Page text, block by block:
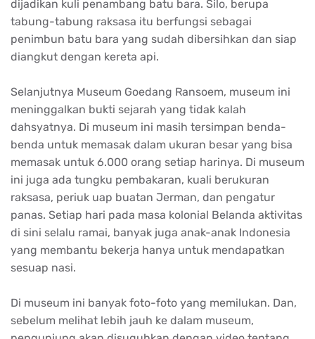
dijadikan kuli penambang batu bara. Silo, berupa
tabung-tabung raksasa itu berfungsi sebagai
penimbun batu bara yang sudah dibersihkan dan siap
diangkut dengan kereta api.
Selanjutnya Museum Goedang Ransoem, museum ini
meninggalkan bukti sejarah yang tidak kalah
dahsyatnya. Di museum ini masih tersimpan benda-
benda untuk memasak dalam ukuran besar yang bisa
memasak untuk 6.000 orang setiap harinya. Di museum
ini juga ada tungku pembakaran, kuali berukuran
raksasa, periuk uap buatan Jerman, dan pengatur
panas. Setiap hari pada masa kolonial Belanda aktivitas
di sini selalu ramai, banyak juga anak-anak Indonesia
yang membantu bekerja hanya untuk mendapatkan
sesuap nasi.
Di museum ini banyak foto-foto yang memilukan. Dan,
sebelum melihat lebih jauh ke dalam museum,